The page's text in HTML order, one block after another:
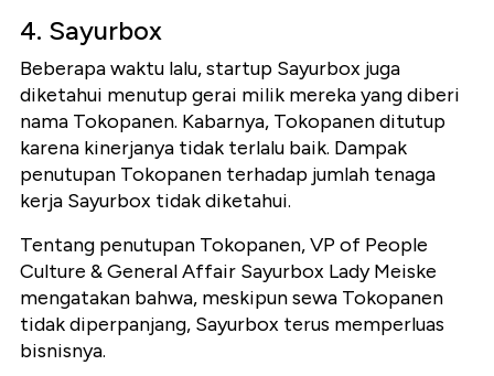
4. Sayurbox
Beberapa waktu lalu, startup Sayurbox juga
diketahui menutup gerai milik mereka yang diberi
nama Tokopanen. Kabarnya, Tokopanen ditutup
karena kinerjanya tidak terlalu baik. Dampak
penutupan Tokopanen terhadap jumlah tenaga
kerja Sayurbox tidak diketahui.
Tentang penutupan Tokopanen, VP of People
Culture & General Affair Sayurbox Lady Meiske
mengatakan bahwa, meskipun sewa Tokopanen
tidak diperpanjang, Sayurbox terus memperluas
bisnisnya.